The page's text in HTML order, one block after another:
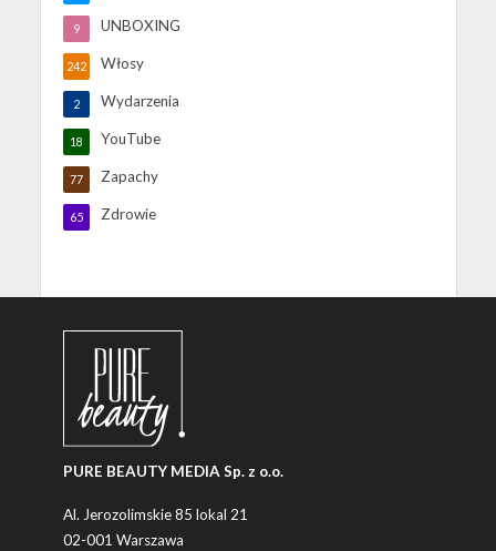
UNBOXING
9
Włosy
242
Wydarzenia
2
YouTube
18
Zapachy
77
Zdrowie
65
PURE BEAUTY MEDIA Sp. z o.o.
Al. Jerozolimskie 85 lokal 21
02-001 Warszawa